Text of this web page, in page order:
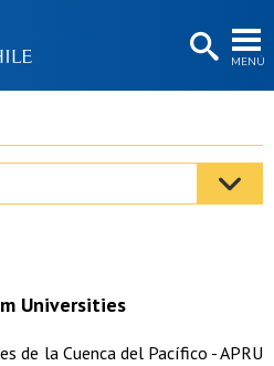
MENÚ
os
Universities
de la Cuenca del Pacífico - APRU